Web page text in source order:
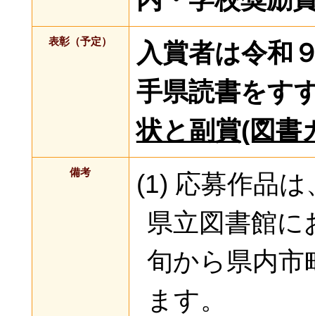
表彰（予定）
入賞者は令和
手県読書をす
状と副賞(図書
備考
(1) 応募作品
県立図書館
旬から県内市
ます。